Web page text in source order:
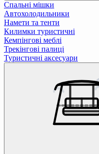
Спальні мішки
Автохолодильники
Намети та тенти
Килимки туристичні
Кемпінгові меблі
Трекінгові палиці
Туристичні аксесуари